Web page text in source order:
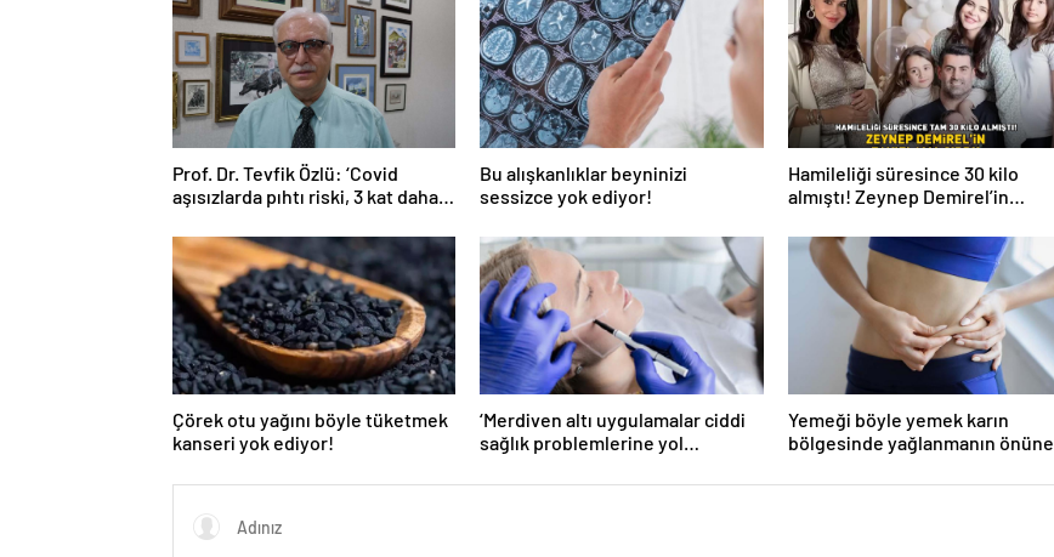
Prof. Dr. Tevfik Özlü: ‘Covid
aşısızlarda pıhtı riski, 3 kat daha
Bu alışkanlıklar beyninizi
sessizce yok ediyor!
Hamileliği süresince 30 kilo
almıştı! Zeynep Demirel’in
Çörek otu yağını böyle tüketmek
kanseri yok ediyor!
‘Merdiven altı uygulamalar ciddi
sağlık problemlerine yol
Yemeği böyle yemek karın
bölgesinde yağlanmanın önüne